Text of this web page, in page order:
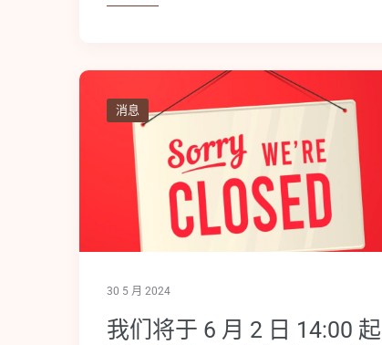
消息
30 5 月 2024
我们将于 6 月 2 日 14:00 起